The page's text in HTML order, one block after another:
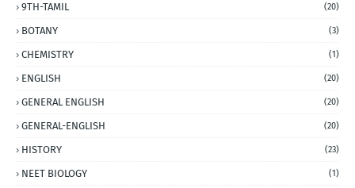
9TH-TAMIL (20)
BOTANY (3)
CHEMISTRY (1)
ENGLISH (20)
GENERAL ENGLISH (20)
GENERAL-ENGLISH (20)
HISTORY (23)
NEET BIOLOGY (1)